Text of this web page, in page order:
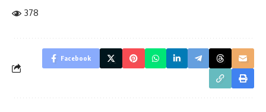
378
Facebook